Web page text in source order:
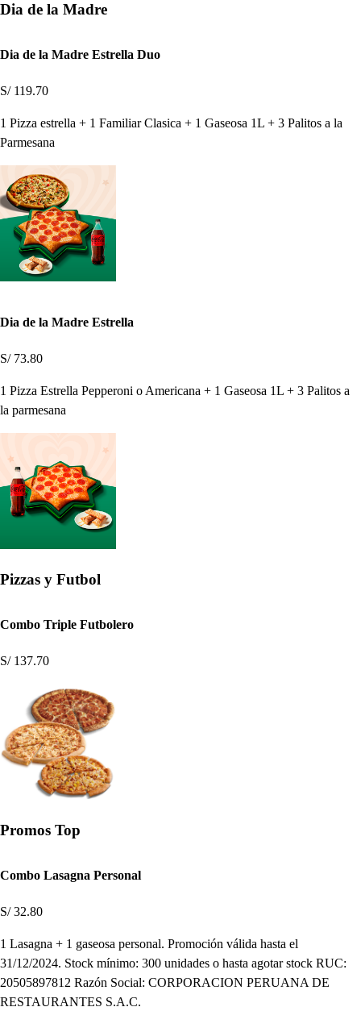
Dia de la Madre
Dia de la Madre Estrella Duo
S/ 119.70
1 Pizza estrella + 1 Familiar Clasica + 1 Gaseosa 1L + 3 Palitos a la
Parmesana
Dia de la Madre Estrella
S/ 73.80
1 Pizza Estrella Pepperoni o Americana + 1 Gaseosa 1L + 3 Palitos a
la parmesana
Pizzas y Futbol
Combo Triple Futbolero
S/ 137.70
Promos Top
Combo Lasagna Personal
S/ 32.80
1 Lasagna + 1 gaseosa personal. Promoción válida hasta el
31/12/2024. Stock mínimo: 300 unidades o hasta agotar stock RUC:
20505897812 Razón Social: CORPORACION PERUANA DE
RESTAURANTES S.A.C.